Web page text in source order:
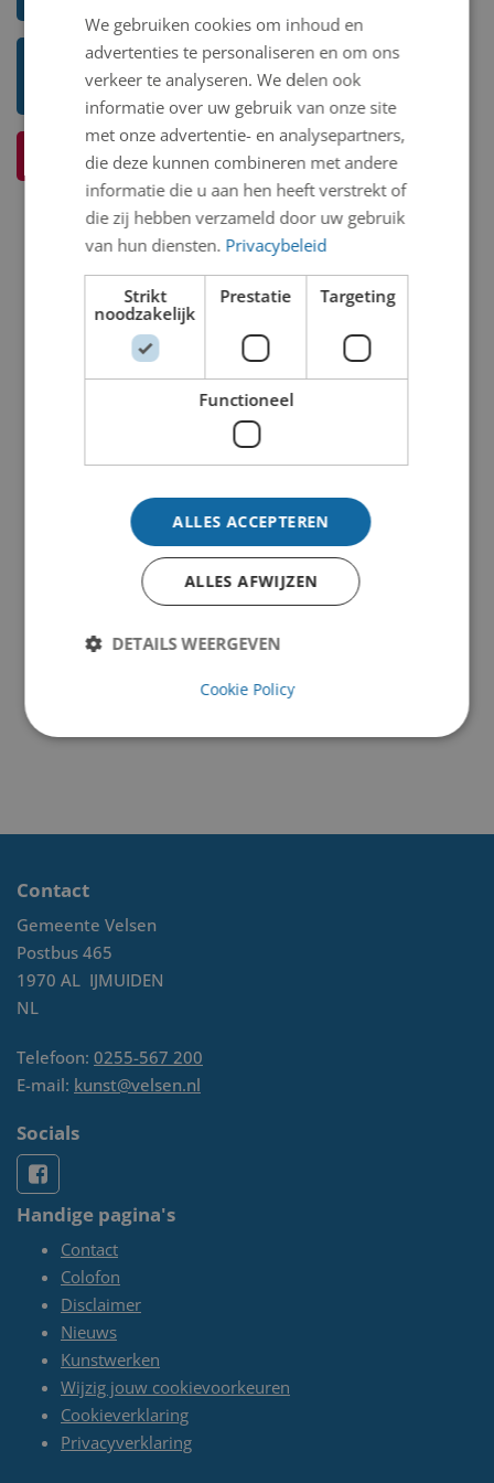
Toon mij meer werken van Judith
Mestriner
Ik weet meer over dit kunstwerk
Contact
Gemeente Velsen
Postbus 465
1970 AL IJMUIDEN
NL
Telefoon: 0255-567 200
E-mail: kunst@velsen.nl
Socials
Handige pagina's
Contact
Colofon
Disclaimer
Nieuws
Kunstwerken
Wijzig jouw cookievoorkeuren
Cookieverklaring
Privacyverklaring
We gebruiken cookies om inhoud en
advertenties te personaliseren en om ons
verkeer te analyseren. We delen ook
informatie over uw gebruik van onze site
met onze advertentie- en analysepartners,
die deze kunnen combineren met andere
informatie die u aan hen heeft verstrekt of
die zij hebben verzameld door uw gebruik
van hun diensten. Privacybeleid
Strikt
noodzakelijk
Prestatie Targeting
Functioneel
ALLES ACCEPTEREN
ALLES AFWIJZEN
DETAILS WEERGEVEN
Cookie Policy